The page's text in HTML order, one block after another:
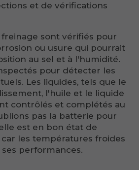
et de vérifications
freinage sont vérifiés pour
ou usure qui pourrait
au sel et à l'humidité.
pour détecter les
Les liquides, tels que le
l'huile et le liquide
contrôlés et complétés au
pas la batterie pour
est en bon état de
les températures froides
performances.